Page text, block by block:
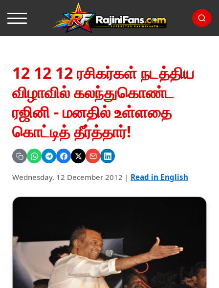
12 12 12 ரசிகர்கள் நடத்திய
விழாவில் கலந்துகொண்ட
ரஜினி - மனதில் உள்ளதை
கொட்டித் தீர்த்தார்!
Wednesday, 12 December 2012 | Read in English